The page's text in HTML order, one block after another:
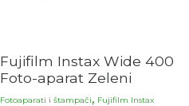
Fujifilm Instax Wide 400
Foto-aparat Zeleni
Fotoaparati i štampači, Fujifilm Instax